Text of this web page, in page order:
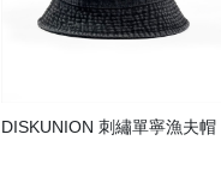
DISKUNION 刺繡單寧漁夫帽